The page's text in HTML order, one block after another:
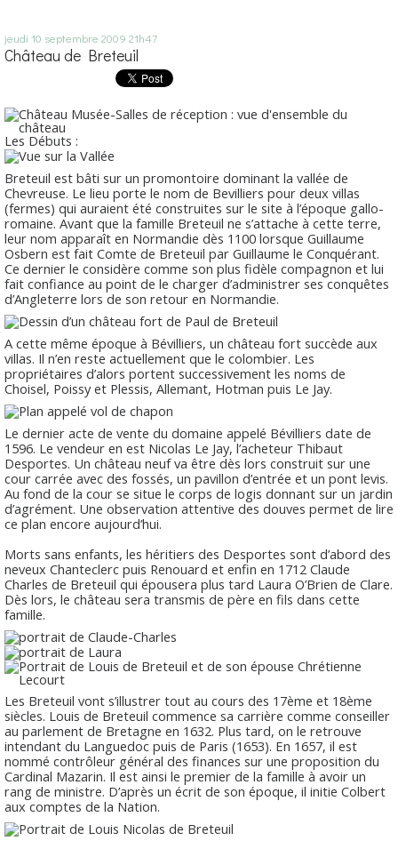
jeudi 10 septembre 2009 21h47
Château de Breteuil
Les Débuts :
Breteuil est bâti sur un promontoire dominant la vallée de
Chevreuse. Le lieu porte le nom de Bevilliers pour deux villas
(fermes) qui auraient été construites sur le site à l’époque gallo-
romaine. Avant que la famille Breteuil ne s’attache à cette terre,
leur nom apparaît en Normandie dès 1100 lorsque Guillaume
Osbern est fait Comte de Breteuil par Guillaume le Conquérant.
Ce dernier le considère comme son plus fidèle compagnon et lui
fait confiance au point de le charger d’administrer ses conquêtes
d’Angleterre lors de son retour en Normandie.
A cette même époque à Bévilliers, un château fort succède aux
villas. Il n’en reste actuellement que le colombier. Les
propriétaires d’alors portent successivement les noms de
Choisel, Poissy et Plessis, Allemant, Hotman puis Le Jay.
Le dernier acte de vente du domaine appelé Bévilliers date de
1596. Le vendeur en est Nicolas Le Jay, l’acheteur Thibaut
Desportes. Un château neuf va être dès lors construit sur une
cour carrée avec des fossés, un pavillon d’entrée et un pont levis.
Au fond de la cour se situe le corps de logis donnant sur un jardin
d’agrément. Une observation attentive des douves permet de lire
ce plan encore aujourd’hui.
Morts sans enfants, les héritiers des Desportes sont d’abord des
neveux Chanteclerc puis Renouard et enfin en 1712 Claude
Charles de Breteuil qui épousera plus tard Laura O’Brien de Clare.
Dès lors, le château sera transmis de père en fils dans cette
famille.
Les Breteuil vont s’illustrer tout au cours des 17ème et 18ème
siècles. Louis de Breteuil commence sa carrière comme conseiller
au parlement de Bretagne en 1632. Plus tard, on le retrouve
intendant du Languedoc puis de Paris (1653). En 1657, il est
nommé contrôleur général des finances sur une proposition du
Cardinal Mazarin. Il est ainsi le premier de la famille à avoir un
rang de ministre. D’après un écrit de son époque, il initie Colbert
aux comptes de la Nation.